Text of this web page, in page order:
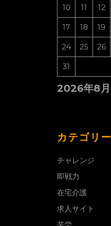
2026年8月
10 11 12
17 18 19
24 25 26
31
カテゴリー
チャレンジ
即戦力
在宅介護
求人サイト